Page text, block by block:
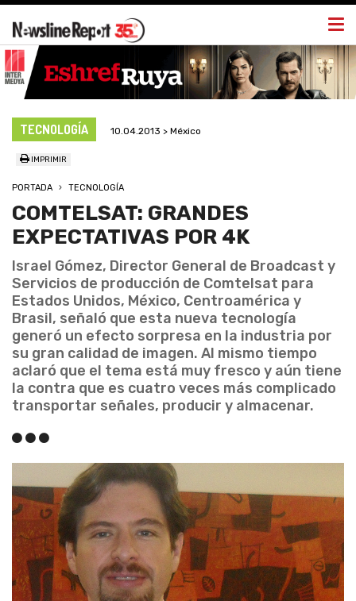
TECNOLOGÍA 10.04.2013 > México
IMPRIMIR
PORTADA TECNOLOGÍA
COMTELSAT: GRANDES
EXPECTATIVAS POR 4K
Israel Gómez, Director General de Broadcast y
Servicios de producción de Comtelsat para
Estados Unidos, México, Centroamérica y
Brasil, señaló que esta nueva tecnología
generó un efecto sorpresa en la industria por
su gran calidad de imagen. Al mismo tiempo
aclaró que el tema está muy fresco y aún tiene
la contra que es cuatro veces más complicado
transportar señales, producir y almacenar.